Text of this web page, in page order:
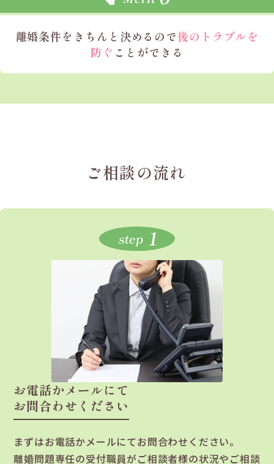
離婚条件を きちんと決めるので後のトラブルを
防ぐ ことができる
ご相談の流れ
step1
お電話かメールにて
お問合わせください
まずはお電話かメールにてお問合わせください。
離婚問題専任の受付職員がご相談者様の状況やご相談